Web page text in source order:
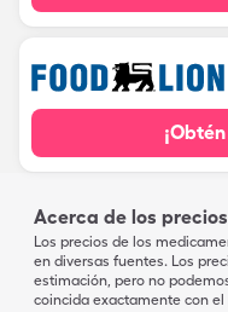
Acerca de los
Los precios de los
en diversas fuentes. Los
estimación, pero no
coincida exactamente con